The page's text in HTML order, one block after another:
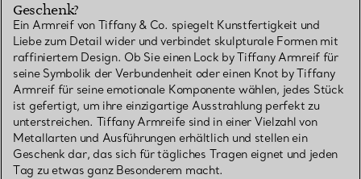
Geschenk?
Ein Armreif von Tiffany & Co. spiegelt Kunstfertigkeit und
Liebe zum Detail wider und verbindet skulpturale Formen mit
raffiniertem Design. Ob Sie einen Lock by Tiffany Armreif für
seine Symbolik der Verbundenheit oder einen Knot by Tiffany
Armreif für seine emotionale Komponente wählen, jedes Stück
ist gefertigt, um ihre einzigartige Ausstrahlung perfekt zu
unterstreichen. Tiffany Armreife sind in einer Vielzahl von
Metallarten und Ausführungen erhältlich und stellen ein
Geschenk dar, das sich für tägliches Tragen eignet und jeden
Tag zu etwas ganz Besonderem macht.